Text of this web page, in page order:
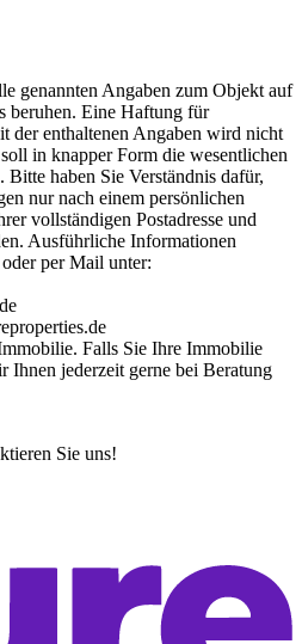
genannten Angaben zum Objekt auf
beruhen. Eine Haftung für
der enthaltenen Angaben wird nicht
in knapper Form die wesentlichen
Bitte haben Sie Verständnis dafür,
nur nach einem persönlichen
vollständigen Postadresse und
Ausführliche Informationen
per Mail unter:
Falls Sie Ihre Immobilie
Ihnen jederzeit gerne bei Beratung
Sie uns!